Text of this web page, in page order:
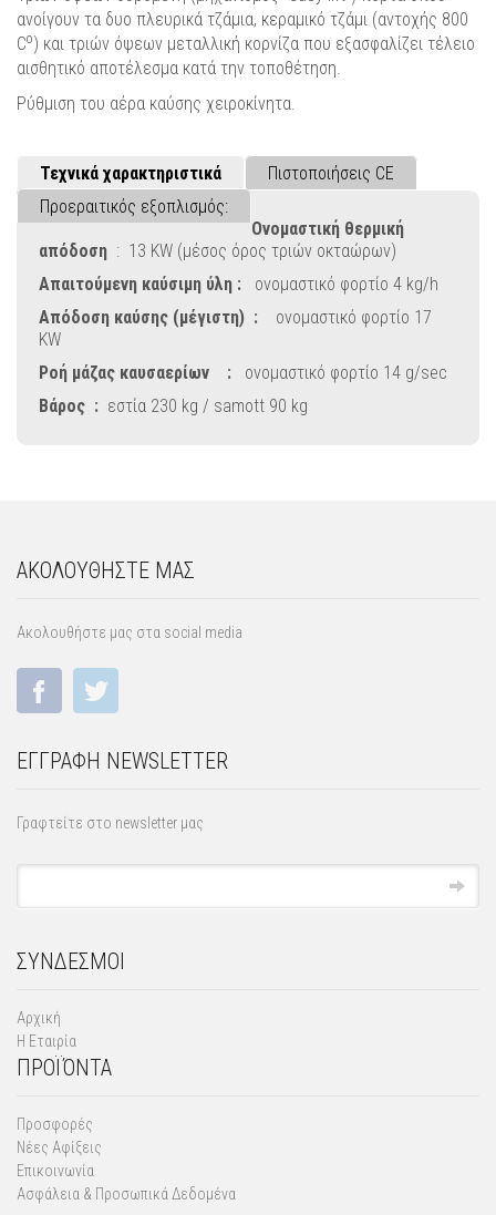
ανοίγουν τα δυο πλευρικά τζάμια, κεραμικό τζάμι (αντοχής 800
Cο) και τριών όψεων μεταλλική κορνίζα που εξασφαλίζει τέλειο
αισθητικό αποτέλεσμα κατά την τοποθέτηση.
Ρύθμιση του αέρα καύσης χειροκίνητα.
Τεχνικά χαρακτηριστικά
Πιστοποιήσεις CE
Προεραιτικός εξοπλισμός:
Ονομαστική θερμική
απόδοση : 13 KW (μέσος όρος τριών οκταώρων)
Απαιτούμενη καύσιμη ύλη : ονομαστικό φορτίο 4 kg/h
Απόδοση καύσης (μέγιστη) : ονομαστικό φορτίο 17
KW
Ροή μάζας καυσαερίων :
ονομαστικό φορτίο 14 g/sec
Βάρος : εστία 230 kg / samott 90 kg
ΑΚΟΛΟΥΘΗΣΤΕ ΜΑΣ
Ακολουθήστε μας στα social media
ΕΓΓΡΑΦΗ NEWSLETTER
Γραφτείτε στο newsletter μας
ΣΥΝΔΕΣΜΟΙ
Αρχική
Η Εταιρία
ΠΡΟΪΌΝΤΑ
Προσφορές
Νέες Αφίξεις
Επικοινωνία
Ασφάλεια & Προσωπικά Δεδομένα